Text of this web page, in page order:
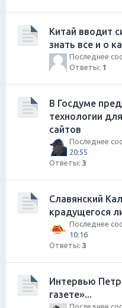
Китай вводит
знать все и о
Последнее
Ответы: 1
В Госдуме
технологии
сайтов
Последнее
20:55
Ответы: 3
Славянский
крадущегося
Последнее
10:16
Ответы: 3
Интервью
газете»...
Последнее